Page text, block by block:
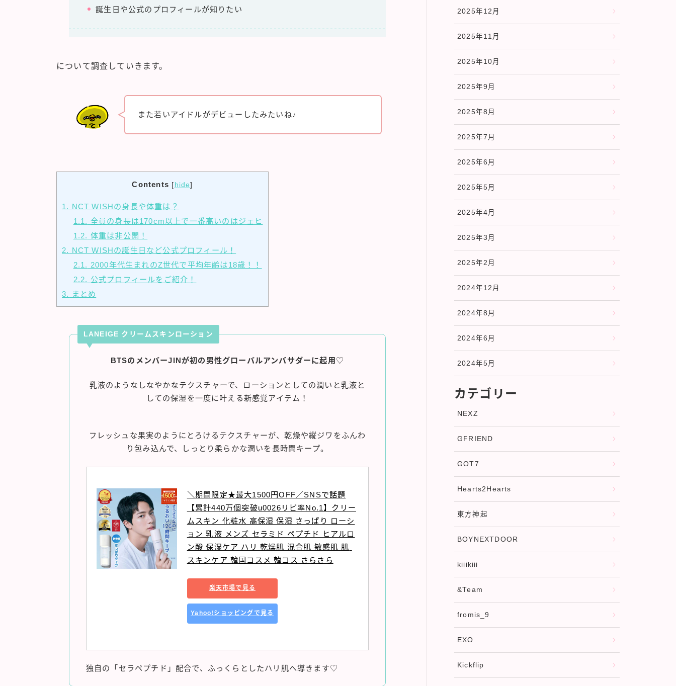
誕生日や公式のプロフィールが知りたい
について調査していきます。
また若いアイドルがデビューしたみたいね♪
Contents [ hide]
1. NCT WISHの身長や体重は？
1.1. 全員の身長は170cm以上で一番高いのはジェヒ
1.2. 体重は非公開！
2. NCT WISHの誕生日など公式プロフィール！
2.1. 2000年代生まれのZ世代で平均年齢は18歳！！
2.2. 公式プロフィールをご紹介！
3. まとめ
LANEIGE クリームスキンローション
BTSのメンバーJINが初の男性グローバルアンバサダーに起用 ♡
乳液のようなしなやかなテクスチャーで、ローションとしての潤いと乳液と
しての保湿を一度に叶える新感覚アイテム！
フレッシュな果実のようにとろけるテクスチャーが、乾燥や縦ジワをふんわ
り包み込んで、しっとり柔らかな潤いを長時間キープ。
＼期間限定★最大1500円OFF／SNSで話題
【累計440万個突破u0026リピ率No.1】クリー
ムスキン 化粧水 高保湿 保湿 さっぱり ローシ
ョン 乳液 メンズ セラミド ペプチド ヒアルロ
ン酸 保湿ケア ハリ 乾燥肌 混合肌 敏感肌 肌
スキンケア 韓国コスメ 韓コス さらさら
楽天市場で見る
Yahoo!ショッピングで見る
独自の「セラペプチド」配合で、ふっくらとしたハリ肌へ導きます♡
2025年12月
2025年11月
2025年10月
2025年9月
2025年8月
2025年7月
2025年6月
2025年5月
2025年4月
2025年3月
2025年2月
2024年12月
2024年8月
2024年6月
2024年5月
カテゴリー
NEXZ
GFRIEND
GOT7
Hearts2Hearts
東方神起
BOYNEXTDOOR
kiiikiii
&Team
fromis_9
EXO
Kickflip